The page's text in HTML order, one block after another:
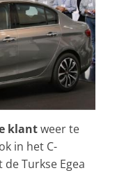
klantweer te
in het C-
Turkse Egea